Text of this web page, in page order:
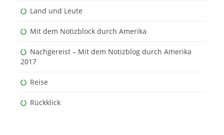
Land und Leute
Mit dem Notizblock durch Amerika
Nachgereist – Mit dem Notizblog durch Amerika
2017
Reise
Rückklick